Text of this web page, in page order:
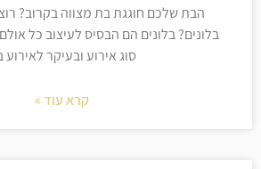
הבת שלכם חוגגת בת מצווה בקרוב?
בלונים? בלונים הם הבסיס לעיצוב כל
סוג אירוע ובעיקר
קרא עוד »